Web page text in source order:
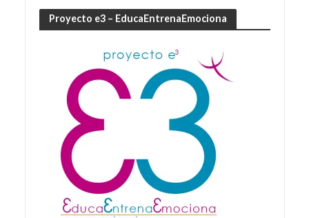
Proyecto e3 – EducaEntrenaEmociona